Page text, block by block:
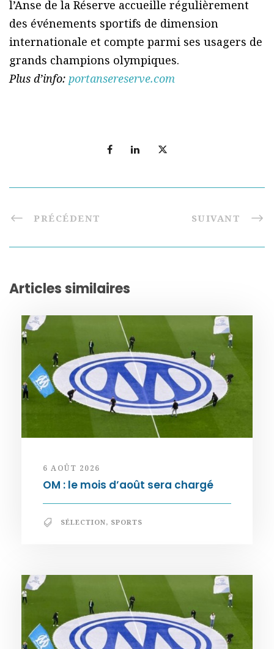
l’Anse de la Réserve accueille régulièrement
des événements sportifs de dimension
internationale et compte parmi ses usagers de
grands champions olympiques.
Plus d’info: portansereserve.com
PRÉCÉDENT SUIVANT
Articles similaires
6 AOÛT 2026
OM : le mois d’août sera chargé
SÉLECTION, SPORTS